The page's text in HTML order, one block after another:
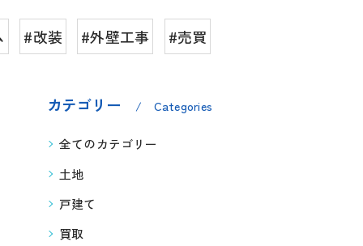
#改装 #外壁工事 #売買
カテゴリー Categories
全てのカテゴリー
土地
戸建て
買取